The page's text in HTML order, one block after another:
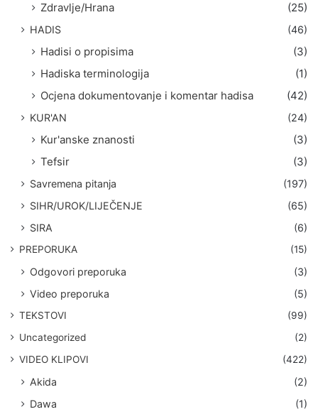
Zdravlje/Hrana
(25)
HADIS (46)
Hadisi o propisima
(3)
Hadiska terminologija
(1)
Ocjena dokumentovanje i komentar hadisa
(42)
KUR'AN (24)
Kur'anske znanosti
(3)
Tefsir
(3)
Savremena pitanja
(197)
SIHR/UROK/LIJEČENJE
(65)
SIRA
(6)
PREPORUKA (15)
Odgovori preporuka
(3)
Video preporuka
(5)
TEKSTOVI
(99)
Uncategorized
(2)
VIDEO KLIPOVI
(422)
Akida
(2)
Dawa
(1)